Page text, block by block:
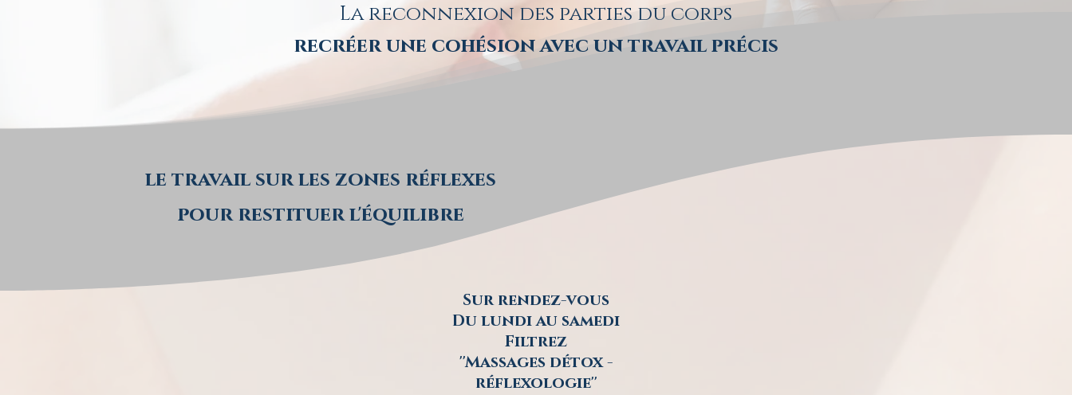
La reconnexion des parties du corps
recréer une cohésion avec un travail précis
le travail sur les zones réflexes
pour restituer l'équilibre
Sur rendez-vous
Du lundi au samedi
Filtrez
''Massages détox -
réflexologie''